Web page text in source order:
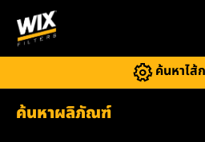
ค้นหาไส้
ค้นหาผลิภัณฑ์